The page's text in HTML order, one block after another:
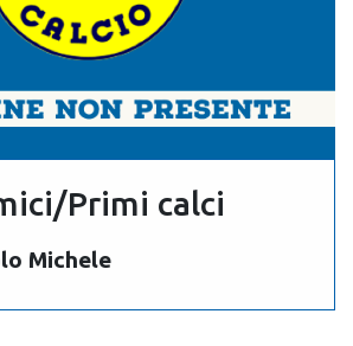
Primi calci
Michele